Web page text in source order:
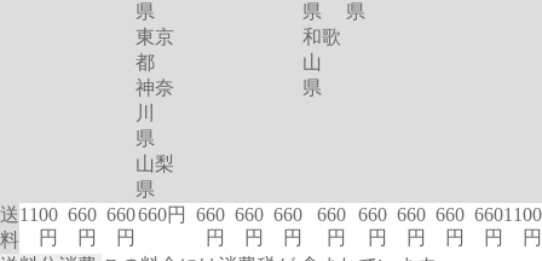
県
東京
都
神奈
川
県
山梨
県
県
和歌
山
県
県
送
料
1100
円
660
円
660
円
660円
660
円
660
円
660
円
660
円
660
円
660
円
660
円
660
円
1100
円